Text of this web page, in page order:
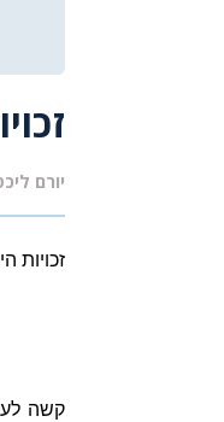
יורם
זכויות
קשה